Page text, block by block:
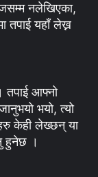
नलेखिएका,
तपाई यहाँ लेख्न
तपाई आफ्नो
भयो, त्यो
केही लेख्छन् या
हुनेछ ।